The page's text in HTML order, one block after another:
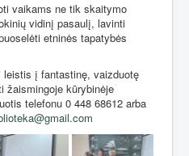
vaikams ne tik skaitymo
vidinį pasaulį, lavinti
etninės tapatybės
į fantastinę, vaizduotę
žaismingoje kūrybinėje
telefonu 0 448 68612 arba